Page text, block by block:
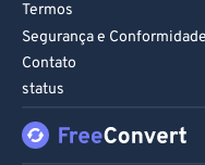
Termos
Segurança e Conformidade
Contato
status